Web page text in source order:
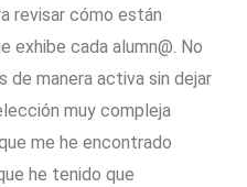
revisar cómo están
exhibe cada alumn@. No
de manera activa sin dejar
muy compleja
me he encontrado
he tenido que